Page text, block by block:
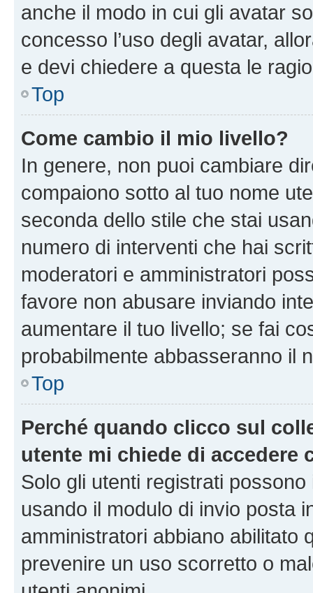
anche il modo in cui gli avatar
concesso l’uso degli avatar,
e devi chiedere a questa le
Top
Come cambio il mio livello?
In genere, non puoi cambiare
compaiono sotto al tuo nome
seconda dello stile che stai
numero di interventi che hai
moderatori e amministratori
favore non abusare inviando
aumentare il tuo livello; se fai
probabilmente abbasseranno il
Top
Perché quando clicco sul
utente mi chiede di accedere
Solo gli utenti registrati
usando il modulo di invio posta
amministratori abbiano abilitato
prevenire un uso scorretto o